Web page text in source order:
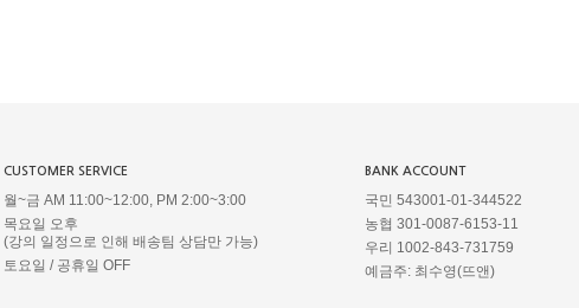
CUSTOMER SERVICE
월~금 AM 11:00~12:00, PM 2:00~3:00
목요일 오후
(강의 일정으로 인해 배송팀 상담만 가능)
토요일 / 공휴일 OFF
BANK ACCOUNT
국민 543001-01-344522
농협 301-0087-6153-11
우리 1002-843-731759
예금주: 최수영(뜨앤)